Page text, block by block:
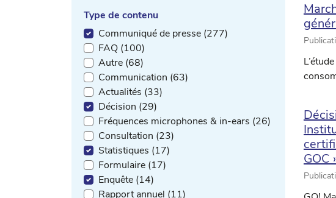
Type de contenu
Communiqué de presse (277)
FAQ (100)
Autre (68)
Communication (63)
Actualités (33)
Décision (29)
Fréquences microphones & in-ears (26)
Consultation (23)
Statistiques (17)
Formulaire (17)
Enquête (14)
Rapport annuel (11)
GOC